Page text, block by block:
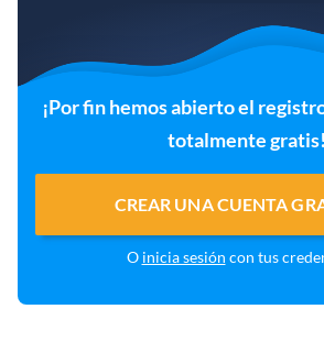
¡Por fin hemos abierto el
totalmente gratis!
CREAR UNA CUENTA
O inicia sesión con tus